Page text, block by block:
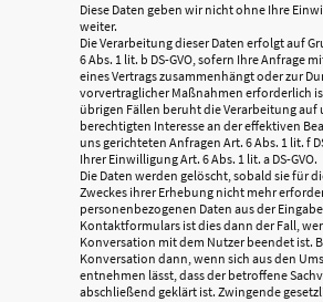
Diese Daten geben wir nicht ohne Ihre
weiter.
Die Verarbeitung dieser Daten erfolgt auf
6 Abs. 1 lit. b DS-GVO, sofern Ihre Anfrage
eines Vertrags zusammenhängt oder zur
vorvertraglicher Maßnahmen erforderlich
übrigen Fällen beruht die Verarbeitung auf
berechtigten Interesse an der effektiven
uns gerichteten Anfragen Art. 6 Abs. 1 lit. f
Ihrer Einwilligung Art. 6 Abs. 1 lit. a DS-GVO.
Die Daten werden gelöscht, sobald sie für
Zweckes ihrer Erhebung nicht mehr
personenbezogenen Daten aus der
Kontaktformulars ist dies dann der Fall,
Konversation mit dem Nutzer beendet ist.
Konversation dann, wenn sich aus den
entnehmen lässt, dass der betroffene
abschließend geklärt ist. Zwingende